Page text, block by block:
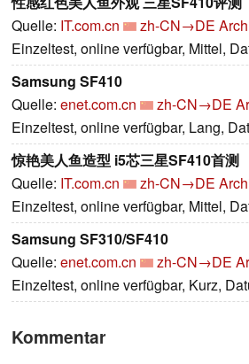
Quelle: IT.com.cn zh-CN→DE
Einzeltest, online verfügbar, Mittel,
Samsung SF410
Quelle: enet.com.cn zh-CN→DE
Einzeltest, online verfügbar, Lang,
惊艳美人鱼造型 i5芯三星SF410首测
Quelle: IT.com.cn zh-CN→DE
Einzeltest, online verfügbar, Mittel,
Samsung SF310/SF410
Quelle: enet.com.cn zh-CN→DE
Einzeltest, online verfügbar, Kurz,
Kommentar